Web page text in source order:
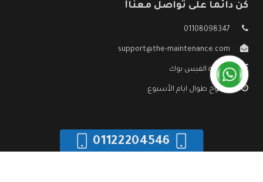
كن دائما على تواصل معنا!
01108098347
support@the-maintenance.com
صفحة الفيس بوك
مفتوح طوال ايام الأسبوع
01122204546